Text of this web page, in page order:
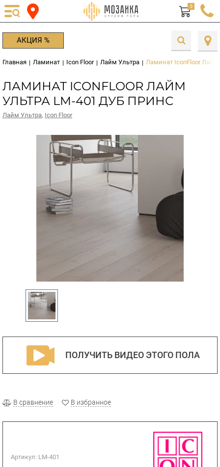
0
АКЦИЯ %
Главная | Ламинат | Icon Floor | Лайм Ультра | Ламинат IconFloor Лайм
ЛАМИНАТ ICONFLOOR ЛАЙМ
УЛЬТРА LM-401 ДУБ ПРИНС
Лайм Ультра, Icon Floor
ПОЛУЧИТЬ ВИДЕО ЭТОГО ПОЛА
В сравнение В избранное
Артикул: LM-401